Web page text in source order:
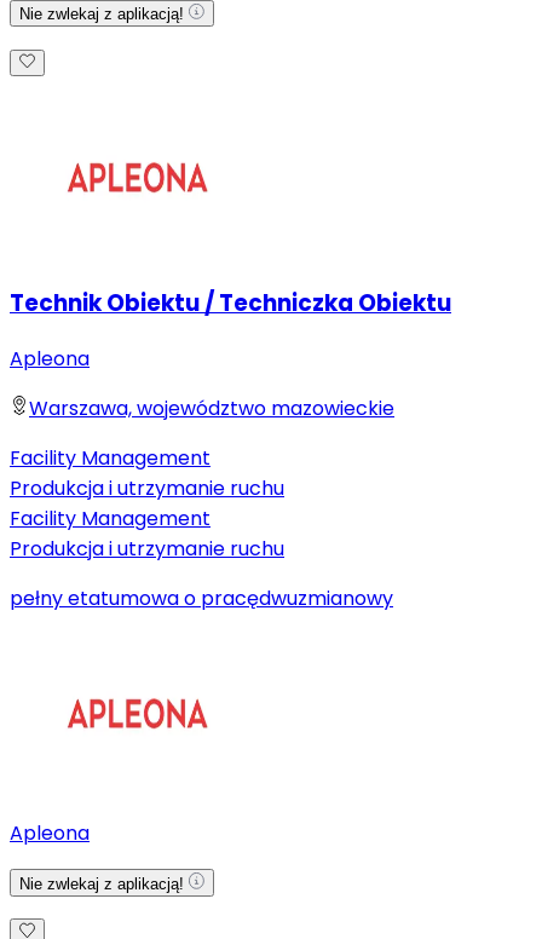
Nie zwlekaj z aplikacją!
Technik Obiektu / Techniczka Obiektu
Apleona
Warszawa, województwo mazowieckie
Facility Management
Produkcja i utrzymanie ruchu
Facility Management
Produkcja i utrzymanie ruchu
pełny etatumowa o pracędwuzmianowy
Apleona
Nie zwlekaj z aplikacją!